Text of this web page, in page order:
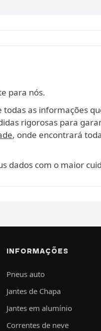
para nós.
as informações
rigorosas para
, onde encontrará
dados com o maior
INFORMAÇÕES
Pneus auto
Jantes de Chapa
Jantes em alumínio
Correntes de neve